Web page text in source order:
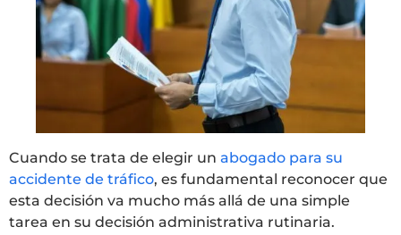
Cuando se trata de elegir un abogado para su
accidente de tráfico, es fundamental reconocer que
esta decisión va mucho más allá de una simple
tarea en su decisión administrativa rutinaria.